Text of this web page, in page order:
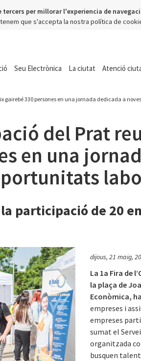
per millorar l'experiencia de
que s'accepta la nostra política de
Seu Electrònica La ciutat Atenció
gairebé 330 persones en una jornada dedicada a
del Prat
en una
participació de 20
dijous, 21 maig,
La 1a Fira de
la plaça de
Econòmica,
empreses i
empreses
sumat el
organitzada
busquen